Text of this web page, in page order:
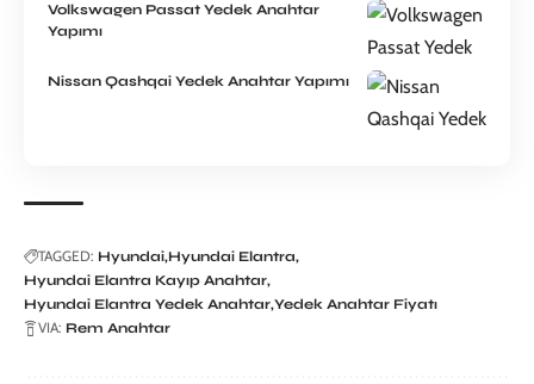
Volkswagen Passat Yedek Anahtar
Yapımı
Nissan Qashqai Yedek Anahtar Yapımı
TAGGED: Hyundai Hyundai Elantra
Hyundai Elantra Kayıp Anahtar
Hyundai Elantra Yedek Anahtar Yedek Anahtar Fiyatı
VIA: Rem Anahtar